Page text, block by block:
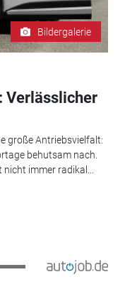
Bildergalerie
Verlässlicher
große Antriebsvielfalt:
behutsam nach.
immer radikal...